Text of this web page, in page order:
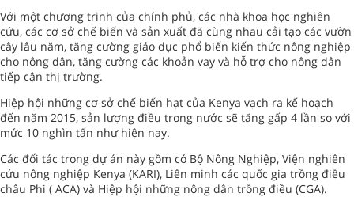
Với một chương trình của chính phủ, các nhà khoa học nghiên
cứu, các cơ sở chế biến và sản xuất đã cùng nhau cải tạo các vườn
cây lâu năm, tăng cường giáo dục phổ biến kiến thức nông nghiệp
cho nông dân, tăng cường các khoản vay và hỗ trợ cho nông dân
tiếp cận thị trường.
Hiệp hội những cơ sở chế biến hạt của Kenya vạch ra kế hoạch
đến năm 2015, sản lượng điều trong nước sẽ tăng gấp 4 lần so với
mức 10 nghìn tấn như hiện nay.
Các đối tác trong dự án này gồm có Bộ Nông Nghiệp, Viện nghiên
cứu nông nghiệp Kenya (KARI), Liên minh các quốc gia trồng điều
châu Phi ( ACA) và Hiệp hội những nông dân trồng điều (CGA).